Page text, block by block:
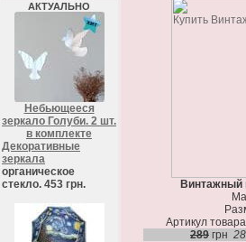
АКТУАЛЬНО
Небьющееся
зеркало Голуби. 2 шт.
в комплекте
Декоративные
зеркала
органическое
стекло. 453 грн.
Винтажный
Артикул
289 грн